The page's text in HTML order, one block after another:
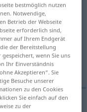
antippen)
bestmöglich nutzen
Notwendige,
Betrieb der Webseite
erforderlich sind,
auf Ihrem Endgerät
der Bereitstellung
wenn Sie uns
Ihr Einverständnis
Akzeptieren“. Sie
Besuche unserer
zu den Cookies
Sie einfach auf den
zu der